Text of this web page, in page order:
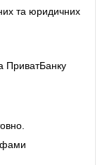
та юридичних
ПриватБанку